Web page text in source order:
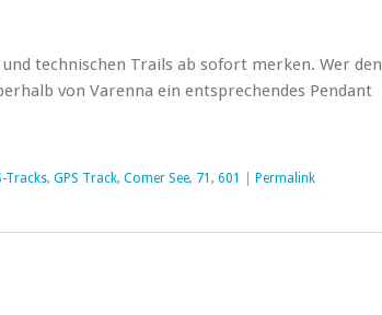
technischen Trails ab sofort merken. Wer den
von Varenna ein entsprechendes Pendant
Tracks, GPS Track, Comer See, 71 , 601 Permalink